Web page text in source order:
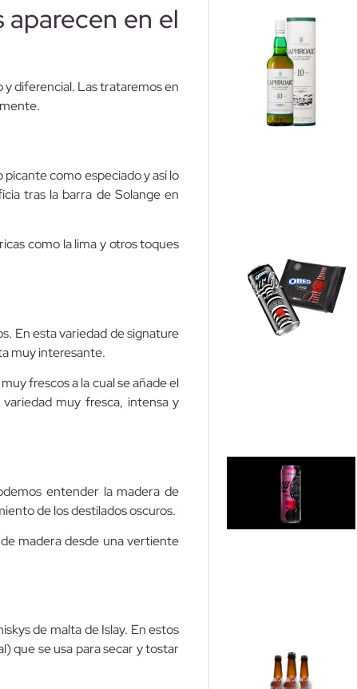
aparecen en el
diferencial. Las trataremos en
como especiado y así lo
tras la barra de Solange en
como la lima y otros toques
En esta variedad de signature
muy interesante.
frescos a la cual se añade el
muy fresca, intensa y
entender la madera de
de los destilados oscuros.
madera desde una vertiente
de malta de Islay. En estos
que se usa para secar y tostar